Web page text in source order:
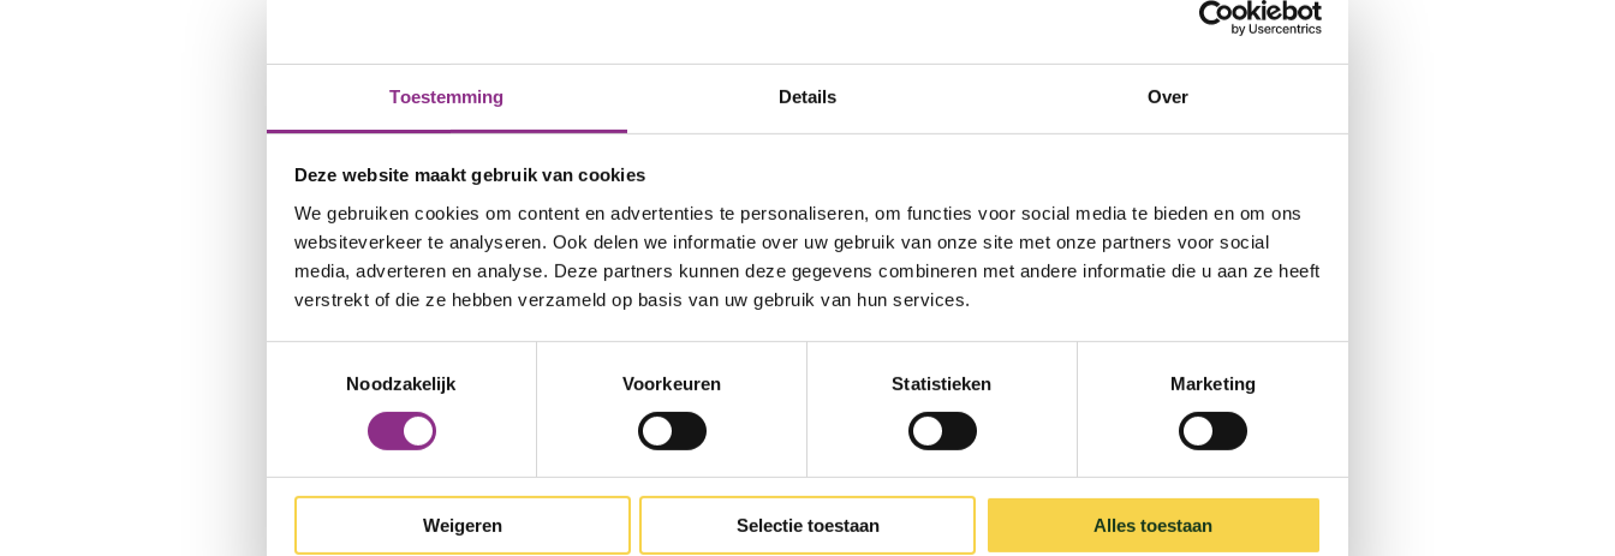
Toestemming Details Over
Deze website maakt gebruik van cookies
We gebruiken cookies om content en advertenties te personaliseren, om functies voor social media te bieden en om ons
websiteverkeer te analyseren. Ook delen we informatie over uw gebruik van onze site met onze partners voor social
media, adverteren en analyse. Deze partners kunnen deze gegevens combineren met andere informatie die u aan ze heeft
verstrekt of die ze hebben verzameld op basis van uw gebruik van hun services.
Noodzakelijk
Voorkeuren Statistieken Marketing
Weigeren Selectie toestaan Alles toestaan
Je huis wordt comfortabeler
Financiële voordelen: besparingen tot 25% per jaar zijn mogelijk
Wie zijn de energieambassadeurs?
De energieambassadeurs wonen zelf in de Gemeente Utrechtse Heuvelrug en helpen je
graag met slimme keuzes voor een energiezuinig huishouden. De energieambassadeurs
werken kosteloos en op vrijwillige basis. De groep heeft aanvullende competenties en
schoolt zich regelmatig. Coöperatie Heuvelrug Energie coördineert de inzet van de
energieambassadeurs in opdracht van de gemeente.